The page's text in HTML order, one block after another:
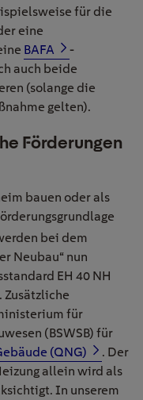
für die
eine
BAFA
-
auch beide
(solange die
gelten).
Förderungen
bauen oder als
bei dem
Neubau“ nun
EH 40 NH
für
(BSWSB) für
(QNG)
. Der
allein wird als
In unserem